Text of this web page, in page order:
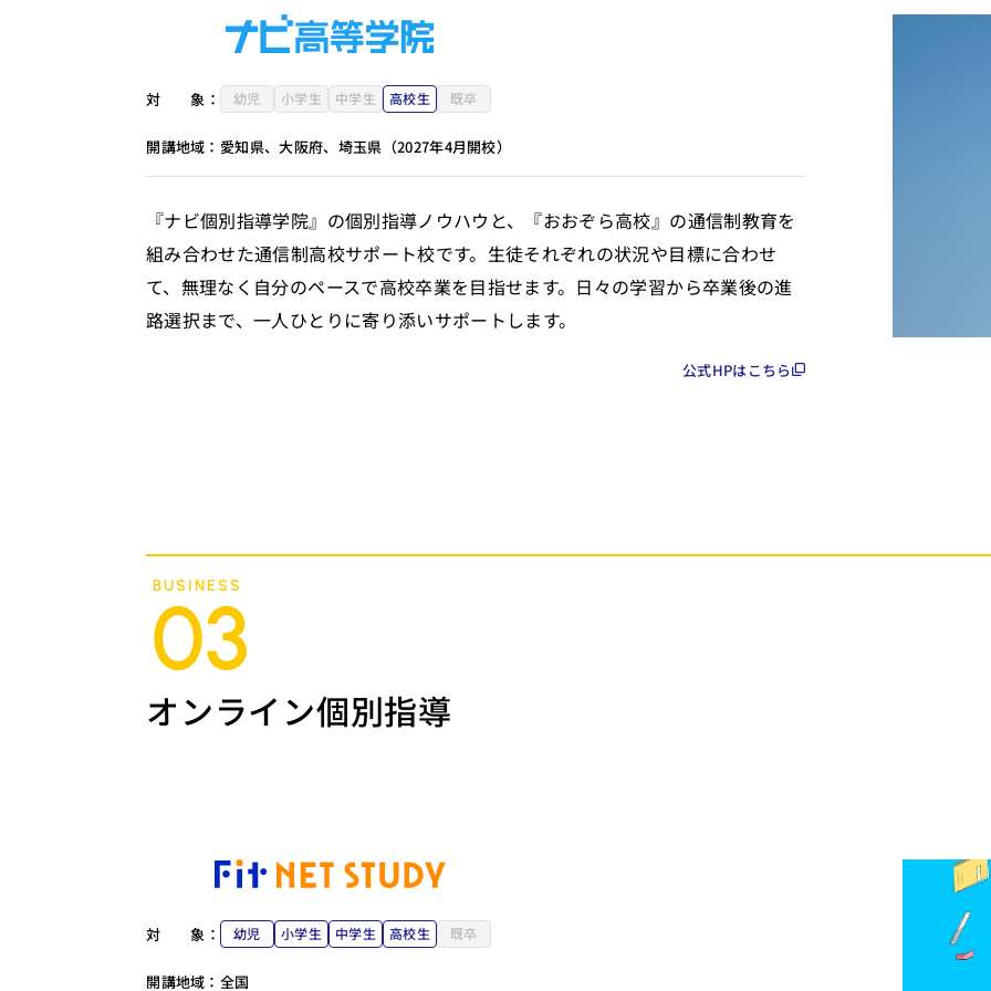
対 象： 幼児 小学生 中学生 高校生 既卒
開講地域： 愛知県、大阪府、埼玉県（2027年4月開校）
『ナビ個別指導学院』の個別指導ノウハウと、『おおぞら高校』の通信制教育を
組み合わせた通信制高校サポート校です。生徒それぞれの状況や目標に合わせ
て、無理なく自分のペースで高校卒業を目指せます。日々の学習から卒業後の進
路選択まで、一人ひとりに寄り添いサポートします。
公式HPはこちら
BUSINESS
03
オンライン個別指導
対 象： 幼児 小学生 中学生 高校生 既卒
開講地域： 全国